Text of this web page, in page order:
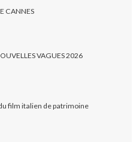
CANNES
VAGUES 2026
film italien de patrimoine